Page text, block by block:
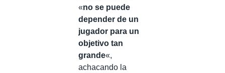
«no se puede
depender de un
jugador para un
objetivo tan
grande«,
achacando la